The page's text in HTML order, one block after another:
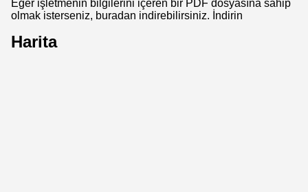
Eğer işletmenin bilgilerini içeren bir PDF dosyasına sahip
olmak isterseniz, buradan indirebilirsiniz. İndirin
Harita